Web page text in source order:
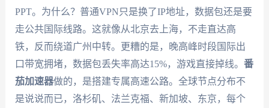
PPT。为什么？普通VPN只是换了IP地址，数据包还是要
走公共国际线路。这就像从北京去上海，不走直达高
铁，反而绕道广州中转。更糟的是，晚高峰时段国际出
口带宽拥堵，数据包丢失率高达15%，游戏直接掉线。 番
茄加速器做的，是搭建专属高速公路。全球节点分布不
是说说而已，洛杉矶、法兰克福、新加坡、东京，每个